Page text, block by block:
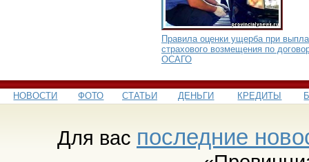
Правила оценки ущерба при
страхового возмещения по
ОСАГО
НОВОСТИ ФОТО СТАТЬИ ДЕНЬГИ КРЕДИТЫ
Для вас последние